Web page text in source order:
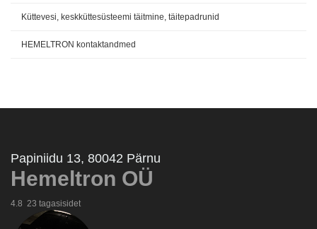
Küttevesi, keskküttesüsteemi täitmine, täitepadrunid
HEMELTRON kontaktandmed
Papiniidu 13, 80042 Pärnu
Hemeltron OÜ
4.8 23 tagasisidet